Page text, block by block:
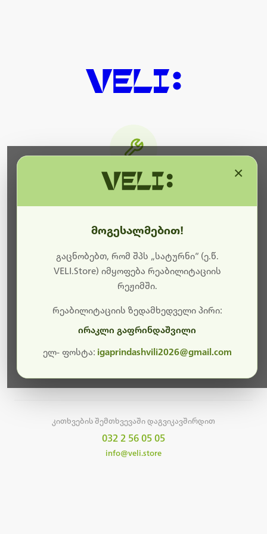
ბოდიშს გიხდით შეფერხებისთვის. ამჟამად
მიმდინარეობს საიტის განახლება და ტექნიკური
სამუშაოები.
მალე ისევ ხელმისაწვდომი იქნება. გმადლობთ
კითხვების შემთხვევაში დაგვიკავშირდით
032 2 56 05 05
info@veli.store
მოგესალმებით!
გაცნობებთ, რომ შპს „სატურნი“ (ე.წ.
VELI.Store) იმყოფება რეაბილიტაციის
რეჟიმში.
რეაბილიტაციის ზედამხედველი პირი:
ირაკლი გაფრინდაშვილი
ელ- ფოსტა: igaprindashvili2026@gmail.com
×